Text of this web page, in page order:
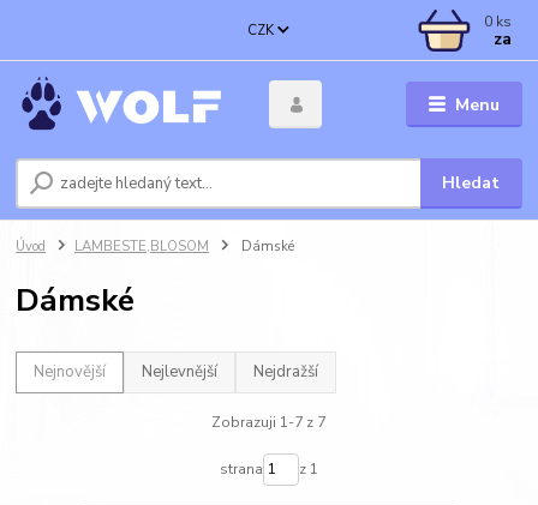
Menu
CZK
Hledat
0 ks
za
Úvod LAMBESTE,BLOSOM Dámské
Dámské
Nejnovější Nejlevnější Nejdražší
Zobrazuji 1-7 z 7
strana z 1